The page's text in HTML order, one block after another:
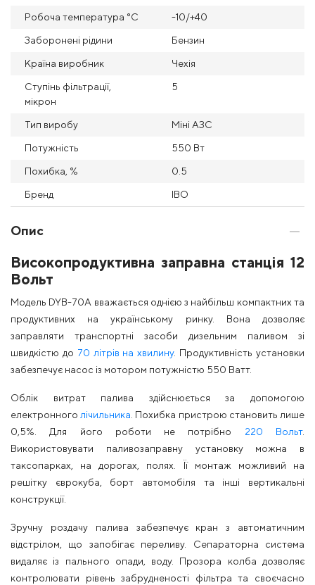
Робоча температура °С -10/+40
Заборонені рідини Бензин
Країна виробник Чехія
Ступінь фільтрації,
мікрон
5
Тип виробу Міні АЗС
Потужність 550 Вт
Похибка, % 0.5
Бренд IBO
Опис
Високопродуктивна заправна станція 12
Вольт
Модель DYB-70A вважається однією з найбільш компактних та
продуктивних на українському ринку. Вона дозволяє
заправляти транспортні засоби дизельним паливом зі
швидкістю до 70 літрів на хвилину. Продуктивність установки
забезпечує насос із мотором потужністю 550 Ватт.
Облік витрат палива здійснюється за допомогою
електронного лічильника . Похибка пристрою становить лише
0,5%. Для його роботи не потрібно 220 Вольт.
Використовувати паливозаправну установку можна в
таксопарках, на дорогах, полях. Її монтаж можливий на
решітку єврокуба, борт автомобіля та інші вертикальні
конструкції.
Зручну роздачу палива забезпечує кран з автоматичним
відстрілом, що запобігає переливу. Сепараторна система
видаляє із пального опади, воду. Прозора колба дозволяє
контролювати рівень забрудненості фільтра та своєчасно